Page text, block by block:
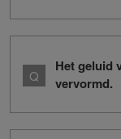
Het geluid
vervormd.